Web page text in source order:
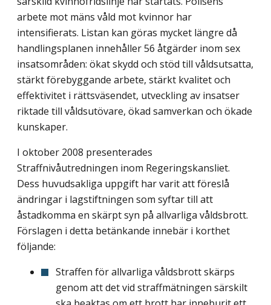
arbete mot mäns våld mot kvinnor har
intensifierats. Listan kan göras mycket längre då
handlingsplanen innehåller 56 åtgärder inom sex
insatsområden: ökat skydd och stöd till våldsutsatta,
stärkt förebyggande arbete, stärkt kvalitet och
effektivitet i rättsväsendet, utveckling av insatser
riktade till våldsutövare, ökad samverkan och ökade
kunskaper.
I oktober 2008 presenterades
Straffnivåutredningen inom Regeringskansliet.
Dess huvudsakliga uppgift har varit att föreslå
ändringar i lagstiftningen som syftar till att
åstadkomma en skärpt syn på allvarliga våldsbrott.
Förslagen i detta betänkande innebär i korthet
följande:
Straffen för allvarliga våldsbrott skärps
genom att det vid straffmätningen särskilt